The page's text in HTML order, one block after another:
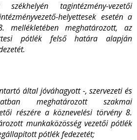
tagintézmény-vezetői
helyettesek esetén a
mellékletében meghatározott, az
pótlék felső határa alapján
által jóváhagyott -, szervezeti és
meghatározott szakmai
részére a köznevelési törvény 8.
munkaközösség vezetői pótlék
pótlék fedezetét;